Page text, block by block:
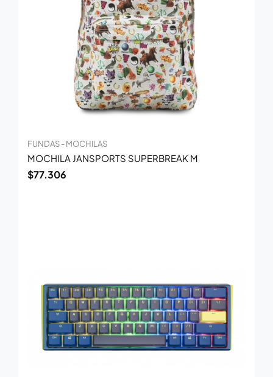
FUNDAS - MOCHILAS
MOCHILA JANSPORTS SUPERBREAK M
$77.306